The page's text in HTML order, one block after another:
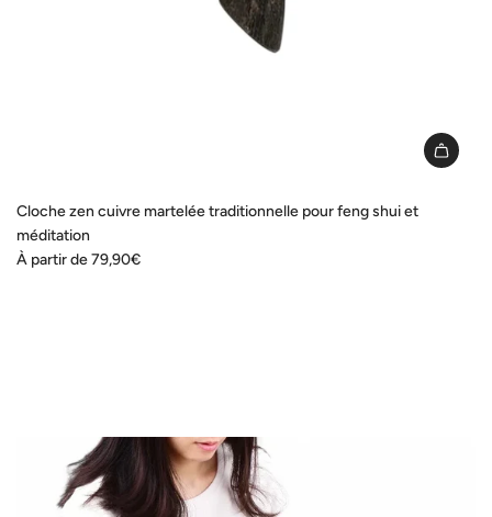
Cloche zen cuivre martelée traditionnelle pour feng shui et
méditation
À partir de79,90€